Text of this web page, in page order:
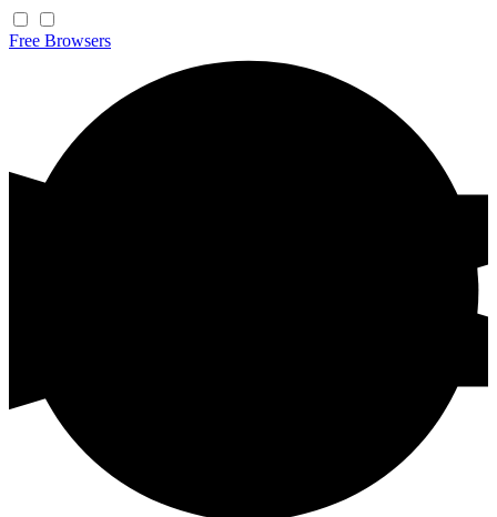
Free Browsers